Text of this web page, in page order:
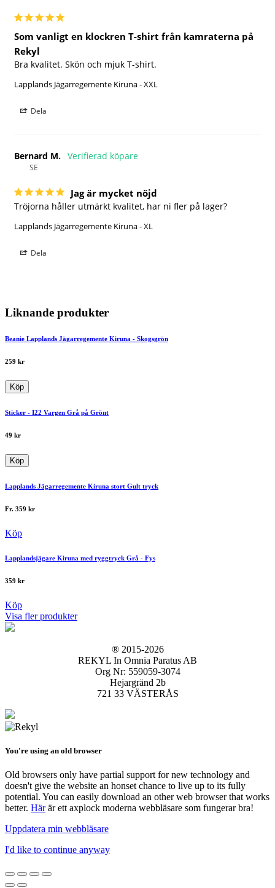
Som vanligt en klockren T-shirt från kamraterna på
Rekyl
Bra kvalitet. Skön och mjuk T-shirt.
Lapplands Jägarregemente Kiruna - XXL
Dela
Bernard M.
SE
Jag är mycket nöjd
Tröjorna håller utmärkt kvalitet, har ni fler på lager?
Lapplands Jägarregemente Kiruna - XL
Dela
Liknande produkter
Beanie Lapplands Jägarregemente Kiruna - Skogsgrön
259 kr
Köp
Sticker - I22 Vargen Grå på Grönt
49 kr
Köp
Lapplands Jägarregemente Kiruna stort Gult tryck
Fr. 359 kr
Köp
Lapplandsjägare Kiruna med ryggtryck Grå - Fys
359 kr
Köp
Visa fler produkter
® 2015-2026
REKYL In Omnia Paratus AB
Org Nr: 559059-3074
Hejargränd 2b
721 33 VÄSTERÅS
You're using an old browser
Old browsers only have partial support for new technology and
doesn't give the website an honset chance to live up to its fully
potential. You can easily download an other web browser that works
better. Härär ett axplock moderna webbläsare som fungerar bra!
Uppdatera min webbläsare
I'd like to continue anyway